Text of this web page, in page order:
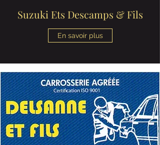
Suzuki Ets Descamps & Fils
En savoir plus